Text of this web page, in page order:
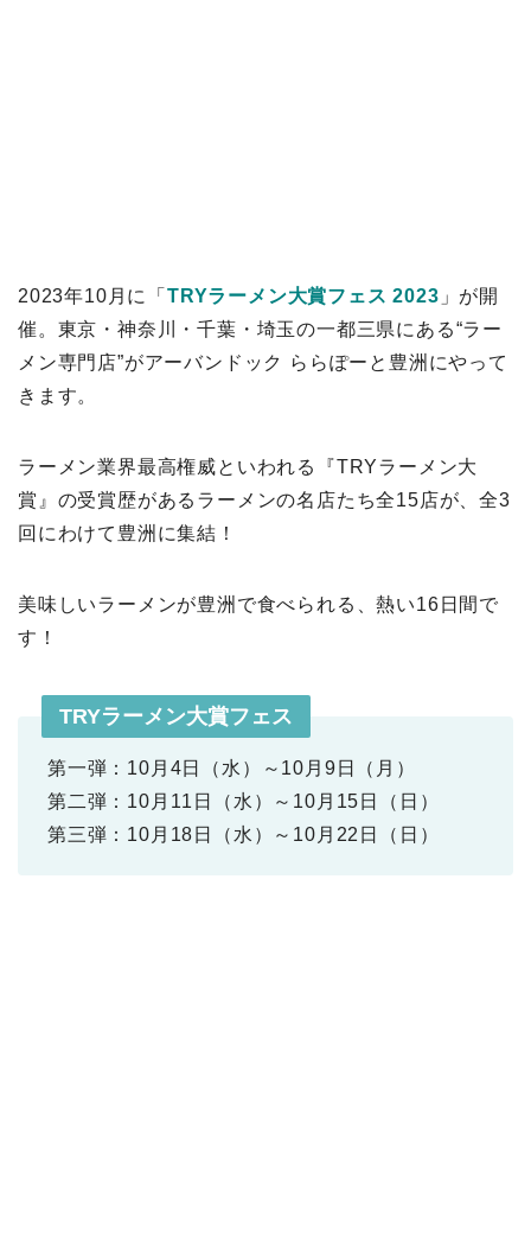
2023年10月に「 TRYラーメン大賞フェス 2023 」が開
催。東京・神奈川・千葉・埼玉の一都三県にある“ラー
メン専門店”がアーバンドック ららぽーと豊洲にやって
きます。
ラーメン業界最高権威といわれる『TRYラーメン大
賞』の受賞歴があるラーメンの名店たち全15店が、全3
回にわけて豊洲に集結！
美味しいラーメンが豊洲で食べられる、熱い16日間で
す！
TRYラーメン大賞フェス
第一弾：10月4日（水）～10月9日（月）
第二弾：10月11日（水）～10月15日（日）
第三弾：10月18日（水）～10月22日（日）